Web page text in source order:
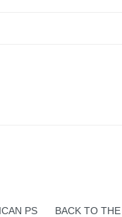
PS
BACK TO THE